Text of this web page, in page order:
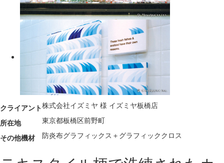
クライアント株式会社イズミヤ 様 イズミヤ板橋店
所在地
東京都板橋区前野町
その他機材
防炎布グラフィックス＋グラフィッククロス